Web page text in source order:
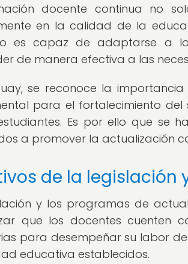
docente continua no
en la calidad de la
es capaz de adaptarse a
de manera efectiva a las
se reconoce la
para el fortalecimiento del
Es por ello que se
a promover la actualización
de la
y los programas de
que los docentes cuenten
para desempeñar su labor
educativa establecidos.